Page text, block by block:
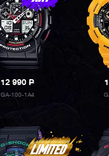
12 990P
GA-100-1A4